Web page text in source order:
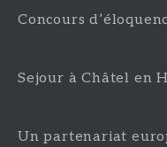
Concours
Sejour à Châtel en
Un partenariat